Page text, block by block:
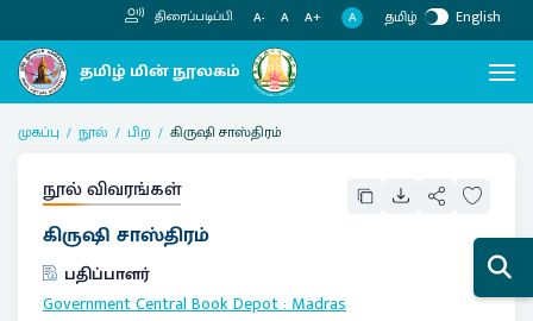
திரைப்படிப்பி A- A A+ A தமிழ் English
முகப்பு நூல் பிற கிருஷி சாஸ்திரம்
நூல் விவரங்கள்
கிருஷி சாஸ்திரம்
பதிப்பாளர்
Government Central Book Depot:Madras